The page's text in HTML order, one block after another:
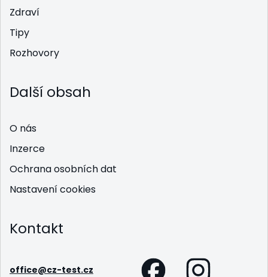
Zdraví
Tipy
Rozhovory
Další obsah
O nás
Inzerce
Ochrana osobních dat
Nastavení cookies
Kontakt
office@cz-test.cz